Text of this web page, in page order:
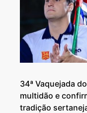
34ª Vaquejada
multidão e
tradição